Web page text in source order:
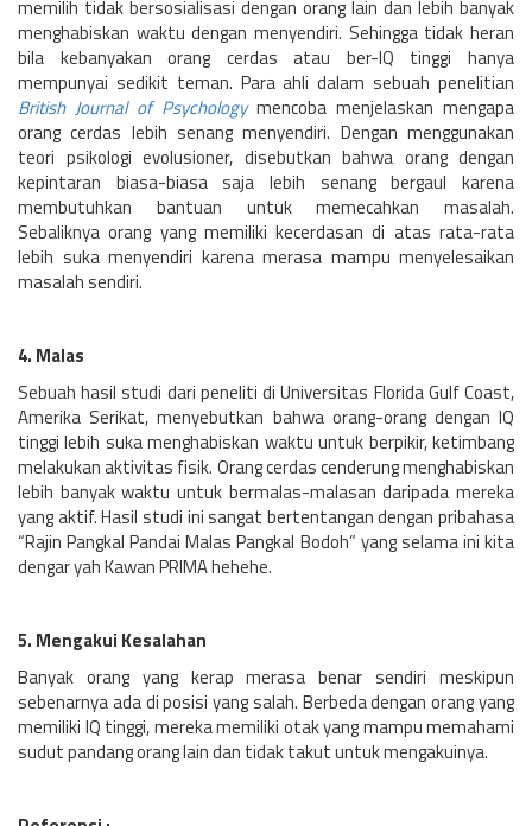
memilih tidak bersosialisasi dengan orang lain dan lebih banyak
menghabiskan waktu dengan menyendiri. Sehingga tidak heran
bila kebanyakan orang cerdas atau ber-IQ tinggi hanya
mempunyai sedikit teman. Para ahli dalam sebuah penelitian
British Journal of Psychologymencoba menjelaskan mengapa
orang cerdas lebih senang menyendiri. Dengan menggunakan
teori psikologi evolusioner, disebutkan bahwa orang dengan
kepintaran biasa-biasa saja lebih senang bergaul karena
membutuhkan bantuan untuk memecahkan masalah.
Sebaliknya orang yang memiliki kecerdasan di atas rata-rata
lebih suka menyendiri karena merasa mampu menyelesaikan
masalah sendiri.
4. Malas
Sebuah hasil studi dari peneliti di Universitas Florida Gulf Coast,
Amerika Serikat, menyebutkan bahwa orang-orang dengan IQ
tinggi lebih suka menghabiskan waktu untuk berpikir, ketimbang
melakukan aktivitas fisik. Orang cerdas cenderung menghabiskan
lebih banyak waktu untuk bermalas-malasan daripada mereka
yang aktif. Hasil studi ini sangat bertentangan dengan pribahasa
“Rajin Pangkal Pandai Malas Pangkal Bodoh” yang selama ini kita
dengar yah Kawan PRIMA hehehe.
5. Mengakui Kesalahan
Banyak orang yang kerap merasa benar sendiri meskipun
sebenarnya ada di posisi yang salah. Berbeda dengan orang yang
memiliki IQ tinggi, mereka memiliki otak yang mampu memahami
sudut pandang orang lain dan tidak takut untuk mengakuinya.